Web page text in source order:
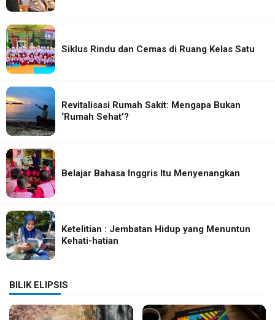
Siklus Rindu dan Cemas di Ruang Kelas Satu
Revitalisasi Rumah Sakit: Mengapa Bukan
‘Rumah Sehat’?
Belajar Bahasa Inggris Itu Menyenangkan
Ketelitian : Jembatan Hidup yang Menuntun
Kehati-hatian
BILIK ELIPSIS